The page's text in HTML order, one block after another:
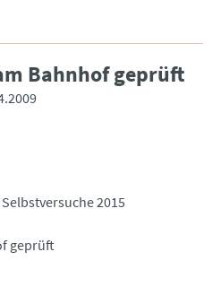
Bahnhof geprüft
2015
geprüft